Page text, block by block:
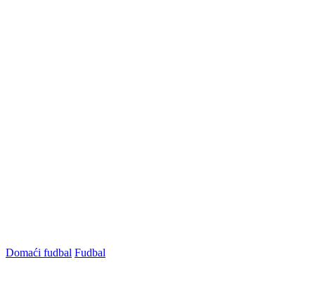
Domaći fudbal Fudbal